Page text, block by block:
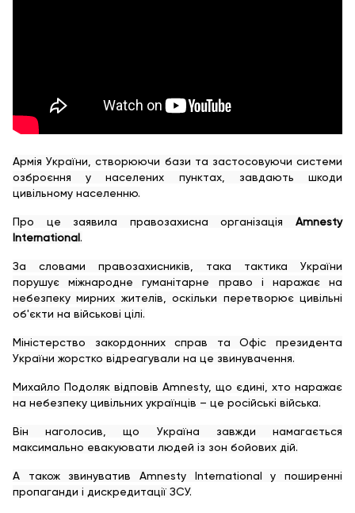
Армія України, створюючи бази та застосовуючи системи
озброєння у населених пунктах, завдають шкоди
цивільному населенню.
Про це заявила правозахисна організація Amnesty
International.
За словами правозахисників, така тактика України
порушує міжнародне гуманітарне право і наражає на
небезпеку мирних жителів, оскільки перетворює цивільні
об'єкти на військові цілі.
Міністерство закордонних справ та Офіс президента
України жорстко відреагували на це звинувачення.
Михайло Подоляк відповів Amnesty, що єдині, хто наражає
на небезпеку цивільних українців – це російські війська.
Він наголосив, що Україна завжди намагається
максимально евакуювати людей із зон бойових дій.
А також звинуватив Amnesty International у поширенні
пропаганди і дискредитації ЗСУ.